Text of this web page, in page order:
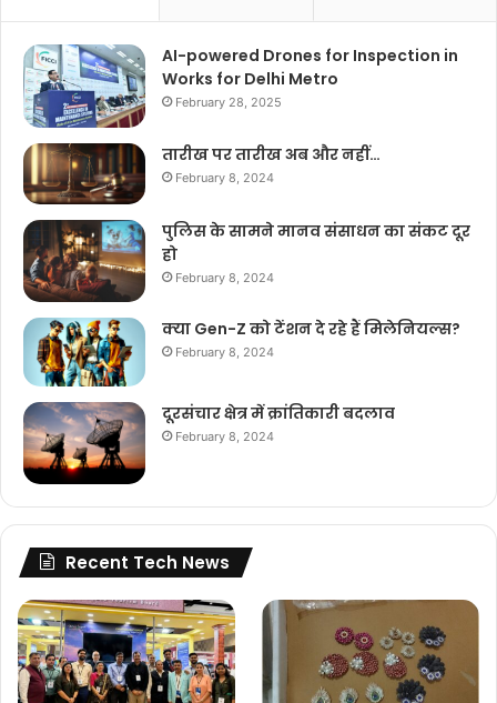
AI-powered Drones for Inspection in
Works for Delhi Metro
February 28, 2025
तारीख पर तारीख अब और नहीं…
February 8, 2024
पुलिस के सामने मानव संसाधन का संकट दूर
हो
February 8, 2024
क्या Gen-Z को टेंशन दे रहे हैं मिलेनियल्स?
February 8, 2024
दूरसंचार क्षेत्र में क्रांतिकारी बदलाव
February 8, 2024
Recent Tech News